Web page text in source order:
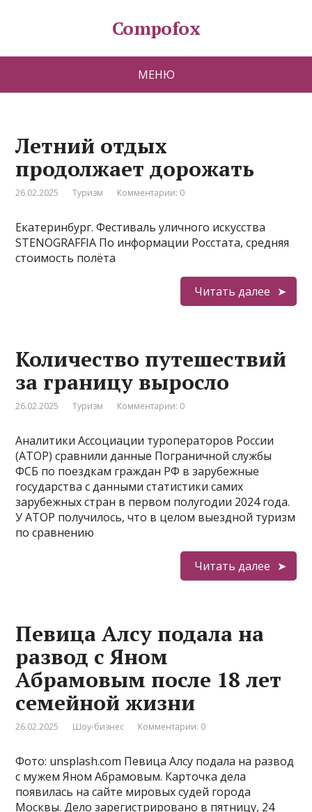
Compofox
МЕНЮ
Летний отдых
продолжает дорожать
26.02.2025 Туризм Комментарии: 0
Екатеринбург. Фестиваль уличного искусства
STENO­GRAFFIA По информации Росстата, средняя
стоимость полёта
Читать далее
Количество путешествий
за границу выросло
26.02.2025 Туризм Комментарии: 0
Аналитики Ассоциации туроператоров России
(АТОР) сравнили данные Пограничной службы
ФСБ по поездкам граждан РФ в зарубежные
государства с данными статистики самих
зарубежных стран в первом полугодии 2024 года.
У АТОР получилось, что в целом выездной туризм
по сравнению
Читать далее
Певица Алсу подала на
развод с Яном
Абрамовым после 18 лет
семейной жизни
26.02.2025 Шоу-бизнес Комментарии: 0
Фото: unsplash.com Певица Алсу подала на развод
с мужем Яном Абрамовым. Карточка дела
появилась на сайте мировых судей города
Москвы. Дело зарегистрировано в пятницу, 24